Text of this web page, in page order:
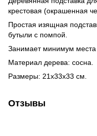
крестовая (окрашенная
Простая изящная
бутыли с помпой.
Занимает минимум места
Материал дерева: сосна.
Размеры: 21х33х33 см.
Отзывы